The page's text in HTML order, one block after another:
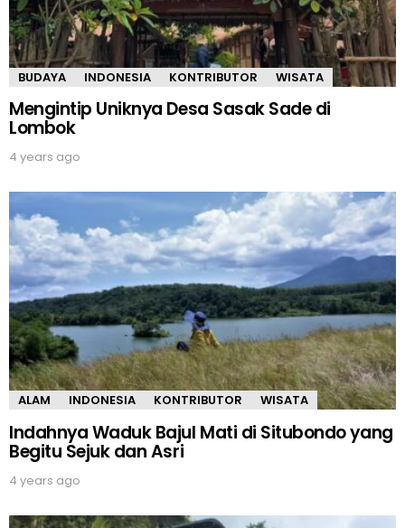
BUDAYA INDONESIA KONTRIBUTOR WISATA
Mengintip Uniknya Desa Sasak Sade di
Lombok
4 years ago
ALAM INDONESIA KONTRIBUTOR WISATA
Indahnya Waduk Bajul Mati di Situbondo yang
Begitu Sejuk dan Asri
4 years ago